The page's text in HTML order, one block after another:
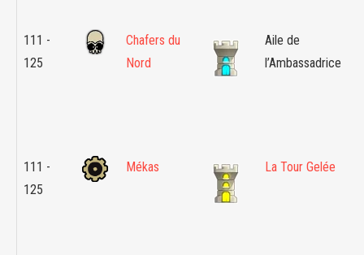
111 -
125
Chafers du
Nord
Aile de
l’Ambassadrice
111 -
125
Mékas La Tour Gelée